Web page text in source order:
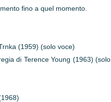
fino a quel momento.
(1959) (solo voce)
di Terence Young (1963) (solo